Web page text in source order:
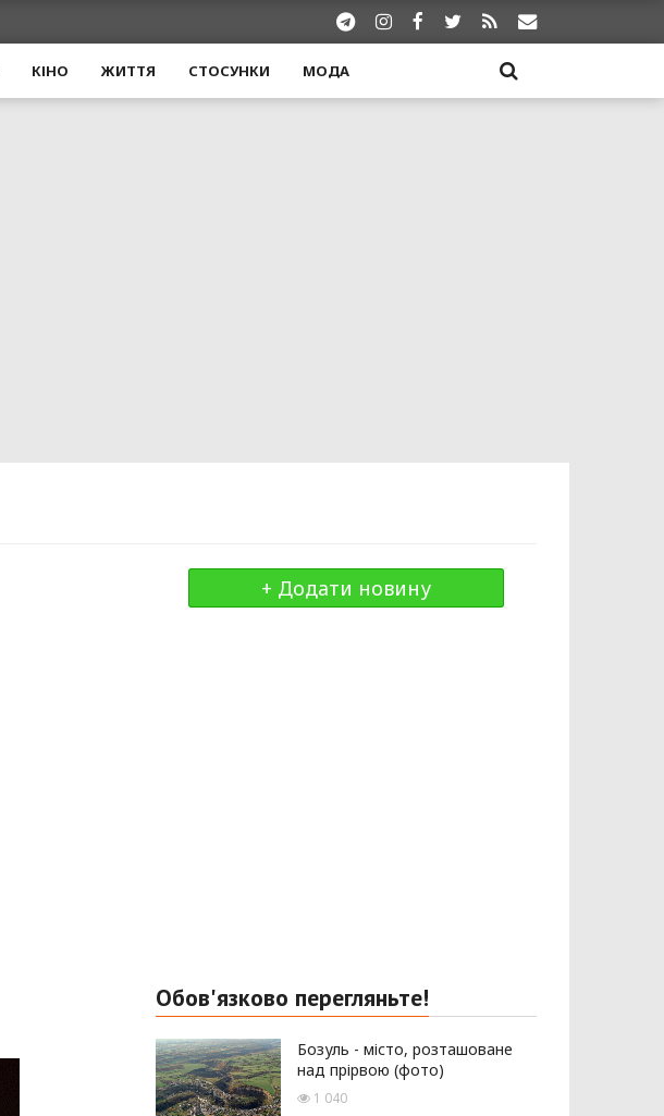
КІНО ЖИТТЯ СТОСУНКИ МОДА
+ Додати новину
Обов'язково перегляньте!
Бозуль - місто, розташоване
над прірвою (фото)
1 040